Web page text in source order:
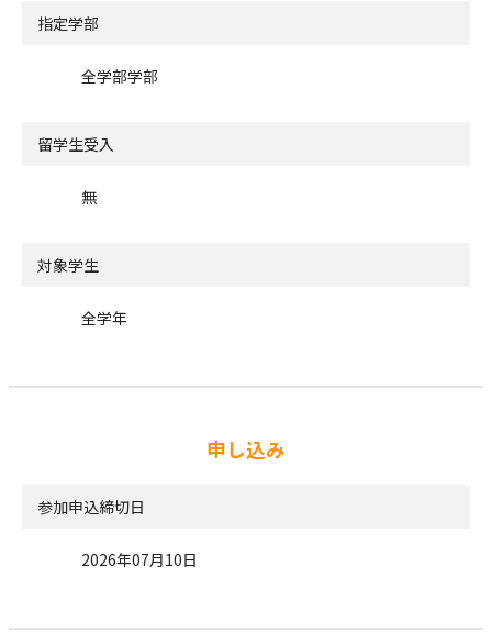
指定学部
全学部学部
留学生受入
無
対象学生
全学年
申し込み
参加申込締切日
2026年07月10日